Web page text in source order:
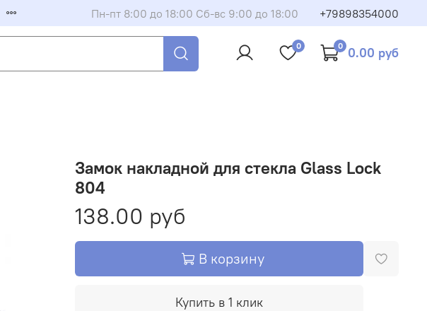
Пн-пт 8:00 до 18:00 Сб-вс 9:00 до 18:00 +79898354000
0 0 0.00 руб
Замок накладной для стекла Glass Lock
804
138.00 руб
В корзину
Купить в 1 клик